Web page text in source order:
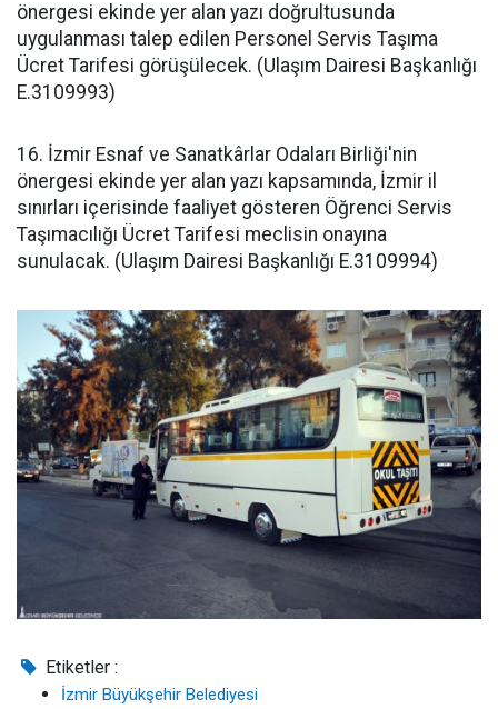
önergesi ekinde yer alan yazı doğrultusunda
uygulanması talep edilen Personel Servis Taşıma
Ücret Tarifesi görüşülecek. (Ulaşım Dairesi Başkanlığı
E.3109993)
16. İzmir Esnaf ve Sanatkârlar Odaları Birliği'nin
önergesi ekinde yer alan yazı kapsamında, İzmir il
sınırları içerisinde faaliyet gösteren Öğrenci Servis
Taşımacılığı Ücret Tarifesi meclisin onayına
sunulacak. (Ulaşım Dairesi Başkanlığı E.3109994)
Etiketler :
İzmir Büyükşehir Belediyesi